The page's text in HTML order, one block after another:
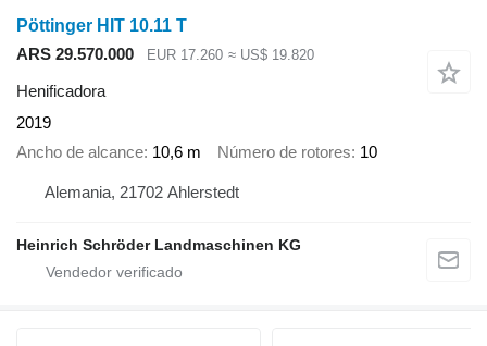
Pöttinger HIT 10.11 T
ARS 29.570.000
EUR 17.260 ≈ US$ 19.820
Henificadora
2019
Ancho de alcance 10,6 m Número de rotores 10
Alemania, 21702 Ahlerstedt
Heinrich Schröder Landmaschinen KG